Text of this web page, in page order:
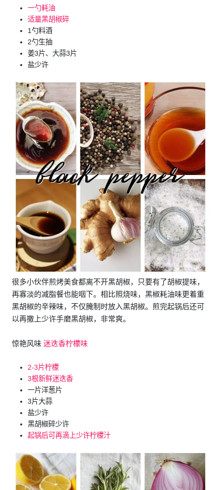
一勺耗油
适量黑胡椒碎
1勺料酒
2勺生抽
姜3片、大蒜3片
盐少许
很多小伙伴煎烤美食都离不开黑胡椒，只要有了胡椒提味，
再寡淡的减脂餐也能咽下。相比照烧味，黑椒耗油味更着重
黑胡椒的辛辣味，不仅腌制时放入黑胡椒。煎完起锅后还可
以再撒上少许手磨黑胡椒，非常爽。
惊艳风味 迷迭香柠檬味
2-3片柠檬
3根新鲜迷迭香
一片洋葱片
3片大蒜
盐少许
黑胡椒碎少许
起锅后可再滴上少许柠檬汁